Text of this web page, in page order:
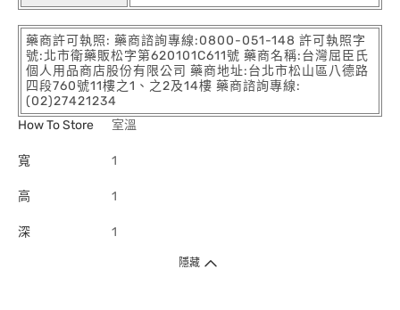
藥商許可執照: 藥商諮詢專線:0800-051-148 許可執照字
號:北市衛藥販松字第620101C611號 藥商名稱:台灣屈臣氏
個人用品商店股份有限公司 藥商地址:台北市松山區八德路
四段760號11樓之1、之2及14樓 藥商諮詢專線:
(02)27421234
How To Store
室溫
寬 1
高 1
深 1
隱藏